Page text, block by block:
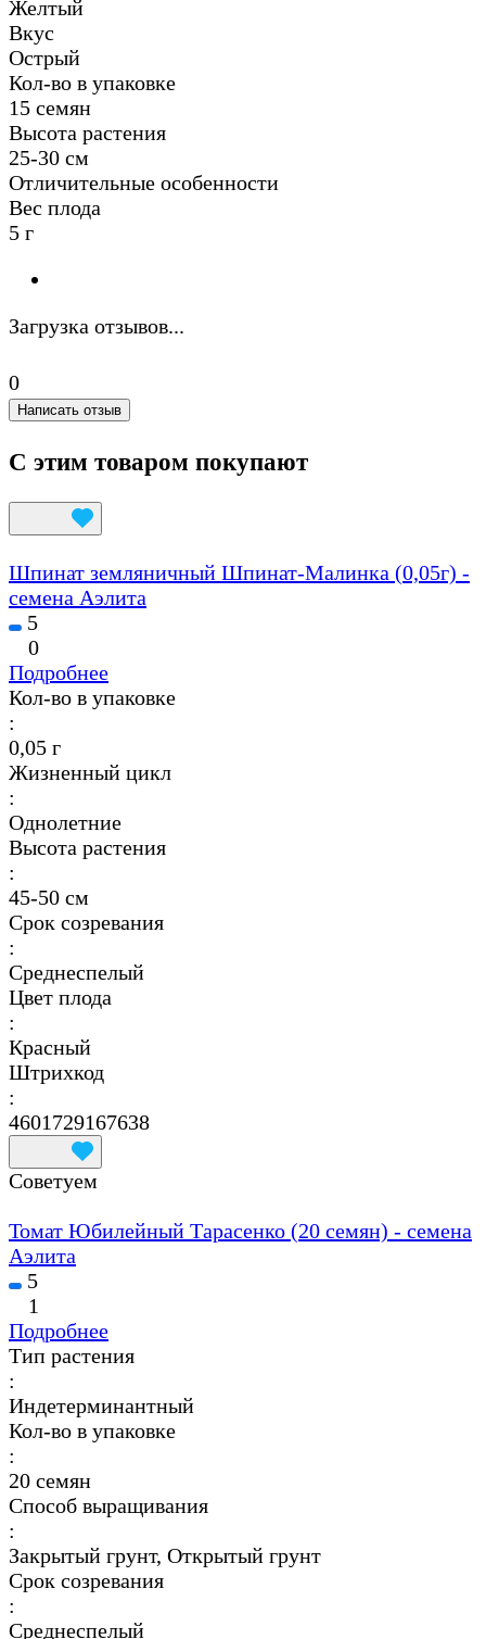
Желтый
Вкус
Острый
Кол-во в упаковке
15 семян
Высота растения
25-30 см
Отличительные особенности
Вес плода
5 г
Загрузка отзывов...
0
Написать отзыв
С этим товаром покупают
Шпинат земляничный Шпинат-Малинка (0,05г) -
семена Аэлита
5
0
Подробнее
Кол-во в упаковке
:
0,05 г
Жизненный цикл
:
Однолетние
Высота растения
:
45-50 см
Срок созревания
:
Среднеспелый
Цвет плода
:
Красный
Штрихкод
:
4601729167638
Советуем
Томат Юбилейный Тарасенко (20 семян) - семена
Аэлита
5
1
Подробнее
Тип растения
:
Индетерминантный
Кол-во в упаковке
:
20 семян
Способ выращивания
:
Закрытый грунт, Открытый грунт
Срок созревания
:
Среднеспелый